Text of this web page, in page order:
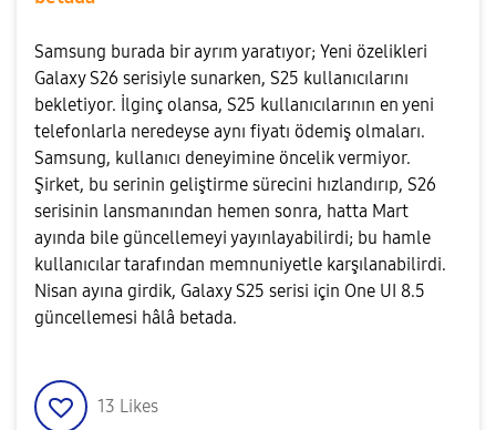
Samsung burada bir ayrım yaratıyor; Yeni özelikleri
Galaxy S26 serisiyle sunarken, S25 kullanıcılarını
bekletiyor. İlginç olansa, S25 kullanıcılarının en yeni
telefonlarla neredeyse aynı fiyatı ödemiş olmaları.
Samsung, kullanıcı deneyimine öncelik vermiyor.
Şirket, bu serinin geliştirme sürecini hızlandırıp, S26
serisinin lansmanından hemen sonra, hatta Mart
ayında bile güncellemeyi yayınlayabilirdi; bu hamle
kullanıcılar tarafından memnuniyetle karşılanabilirdi.
Nisan ayına girdik, Galaxy S25 serisi için One UI 8.5
güncellemesi hâlâ betada.
13 Likes